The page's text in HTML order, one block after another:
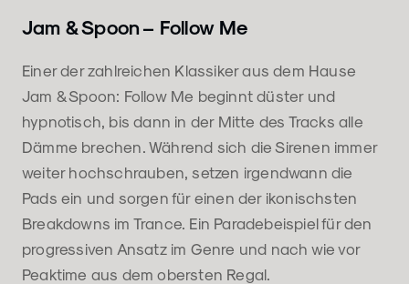
Jam & Spoon – Follow Me
Einer der zahlreichen Klassiker aus dem Hause
Jam & Spoon: Follow Me beginnt düster und
hypnotisch, bis dann in der Mitte des Tracks alle
Dämme brechen. Während sich die Sirenen immer
weiter hochschrauben, setzen irgendwann die
Pads ein und sorgen für einen der ikonischsten
Breakdowns im Trance. Ein Paradebeispiel für den
progressiven Ansatz im Genre und nach wie vor
Peaktime aus dem obersten Regal.